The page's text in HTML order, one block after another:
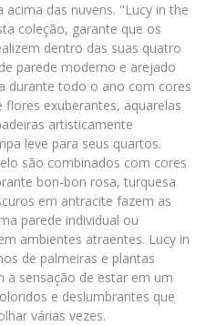
das nuvens. "Lucy in the
coleção, garante que os
dentro das suas quatro
parede moderno e arejado
durante todo o ano com cores
exuberantes, aquarelas
artisticamente
leve para seus quartos.
são combinados com cores
bon-bon rosa, turquesa
em antracite fazem as
parede individual ou
ambientes atraentes. Lucy in
de palmeiras e plantas
a sensação de estar em um
e deslumbrantes que
várias vezes.